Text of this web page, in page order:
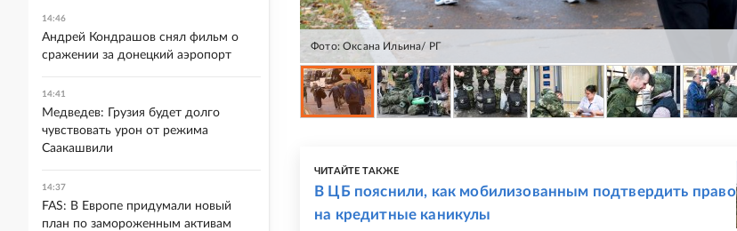
Фото: Оксана Ильина/ РГ
ЧИТАЙТЕ ТАКЖЕ
В ЦБ пояснили, как мобилизованным подтвердить право
на кредитные каникулы
14:46
Андрей Кондрашов снял фильм о
сражении за донецкий аэропорт
14:41
Медведев: Грузия будет долго
чувствовать урон от режима
Саакашвили
14:37
FAS: В Европе придумали новый
план по замороженным активам